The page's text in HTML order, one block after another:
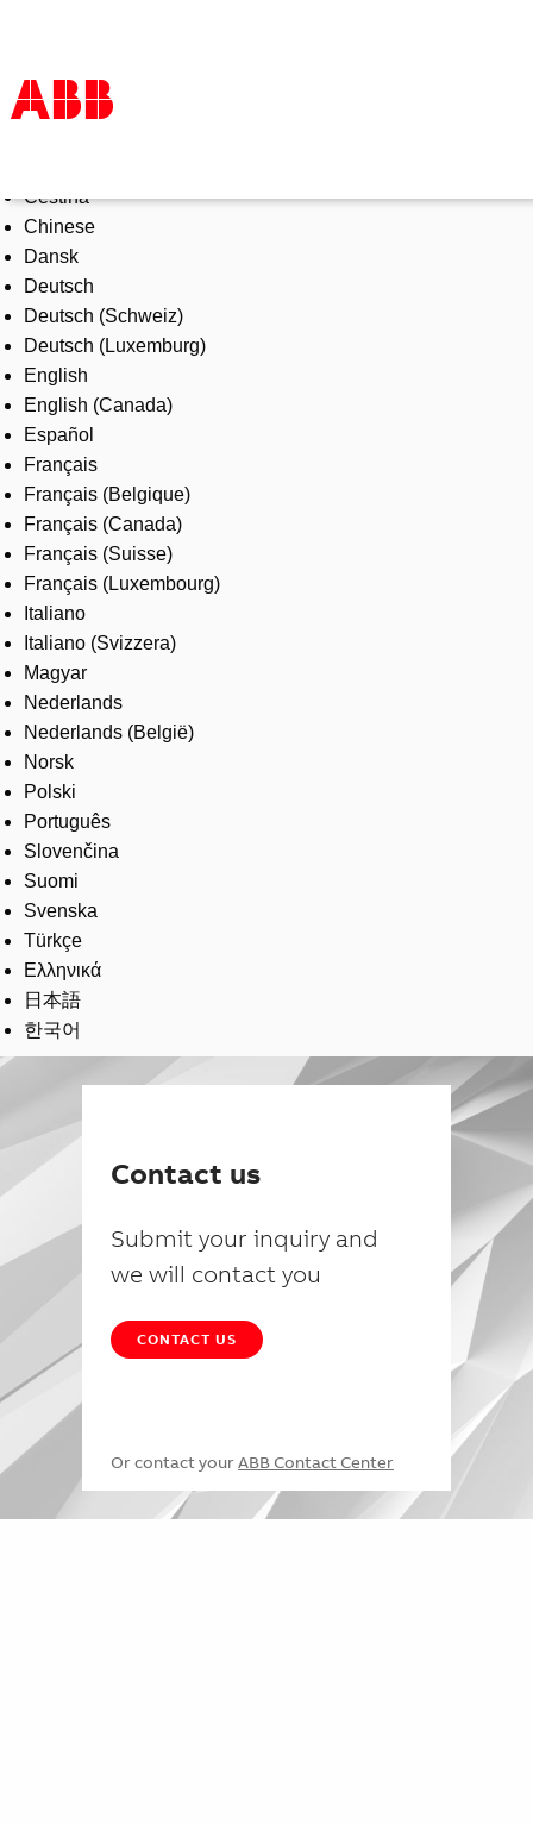
Products & Solutions
Industries
Services
About us
Where to buy
Contact us
Careers
Čeština
Chinese
Dansk
Deutsch
Deutsch (Schweiz)
Deutsch (Luxemburg)
English
English (Canada)
Español
Français
Français (Belgique)
Français (Canada)
Français (Suisse)
Français (Luxembourg)
Italiano
Italiano (Svizzera)
Magyar
Nederlands
Nederlands (België)
Norsk
Polski
Português
Slovenčina
Suomi
Svenska
Türkçe
Ελληνικά
日本語
한국어
Contact us
Submit your inquiry and
we will contact you
CONTACT US
Or contact your ABB Contact Center